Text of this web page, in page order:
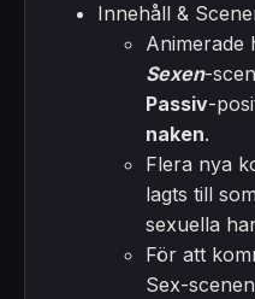
Innehåll &
Animerade
Sexen-
Passiv-
naken.
Flera nya
lagts till
sexuella
För att
Sex-